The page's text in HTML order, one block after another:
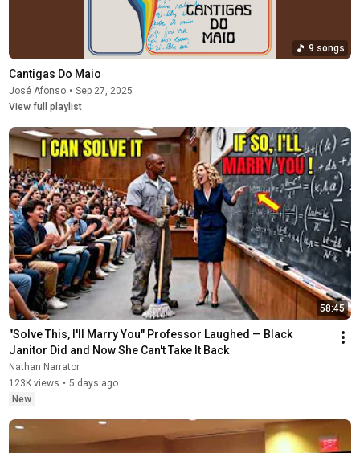
9 songs
Cantigas Do Maio
José Afonso • Sep 27, 2025
View full playlist
58:45
"Solve This, I'll Marry You" Professor Laughed — Black
Janitor Did and Now She Can't Take It Back
Nathan Narrator
123K views • 5 days ago
New